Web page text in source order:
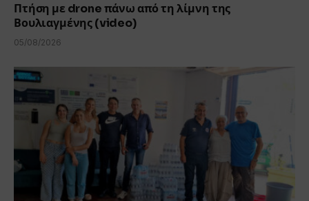
Πτήση με drone πάνω από τη λίμνη της
Βουλιαγμένης (video)
05/08/2026